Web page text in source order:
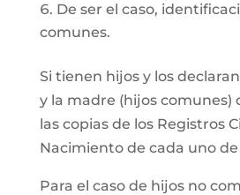
De ser el caso,
comunes.
Si tienen hijos y los
y la madre (hijos comunes)
las copias de los Registros
Nacimiento de cada uno de
Para el caso de hijos no